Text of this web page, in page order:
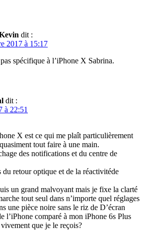
dit :
2017 à 15:17
spécifique à l’iPhone X Sabrina.
dit :
à 22:51
X est ce qui me plaît particulièrement
tout faire à une main.
des notifications et du centre de
du retour optique et de la réactivitéde
un grand malvoyant mais je fixe la clarté
tout seul dans n’importe quel réglages
une pièce noire sans le riz de D’écran
l’iPhone comparé à mon iPhone 6s Plus
que je le reçois?